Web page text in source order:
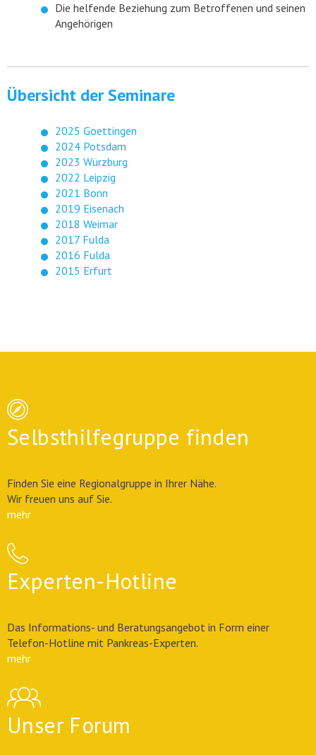
Die helfende Beziehung zum Betroffenen und seinen
Angehörigen
Übersicht der Seminare
2025 Goettingen
2024 Potsdam
2023 Würzburg
2022 Leipzig
2021 Bonn
2019 Eisenach
2018 Weimar
2017 Fulda
2016 Fulda
2015 Erfurt
Selbsthilfegruppe finden
Finden Sie eine Regionalgruppe in Ihrer Nähe.
Wir freuen uns auf Sie.
mehr
Experten-Hotline
Das Informations- und Beratungsangebot in Form einer
Telefon-Hotline mit Pankreas-Experten.
mehr
Unser Forum